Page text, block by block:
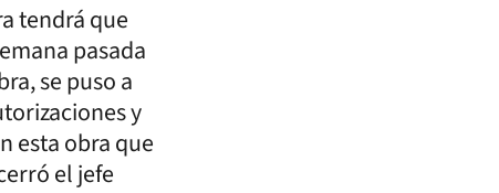
tendrá que
pasada
se puso a
y
esta obra que
el jefe